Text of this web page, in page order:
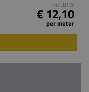
incl. BTW
€ 12,10
per meter